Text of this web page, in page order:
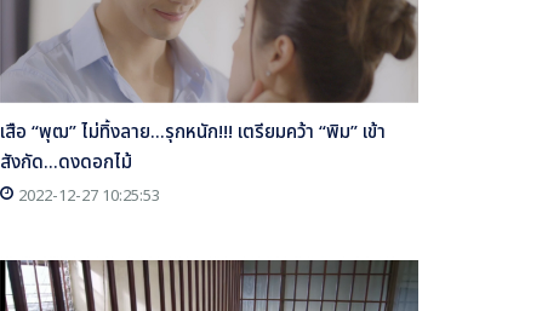
เสือ “พุฒ” ไม่ทิ้งลาย...รุกหนัก!!! เตรียมคว้า “พิม” เข้า
สังกัด...ดงดอกไม้
2022-12-27 10:25:53